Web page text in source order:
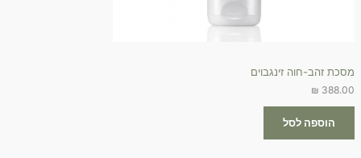
מסכת זהב-חוה זינגבוים
388.00
₪
הוספה לסל